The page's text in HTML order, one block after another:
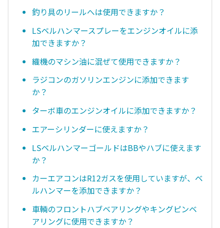
釣り具のリールへは使用できますか？
LSベルハンマースプレーをエンジンオイルに添
加できますか？
織機のマシン油に混ぜて使用できますか？
ラジコンのガソリンエンジンに添加できます
か？
ターボ車のエンジンオイルに添加できますか？
エアーシリンダーに使えますか？
LSベルハンマーゴールドはBBやハブに使えます
か？
カーエアコンはR12ガスを使用していますが、ベ
ルハンマーを添加できますか？
車輌のフロントハブベアリングやキングピンベ
アリングに使用できますか？